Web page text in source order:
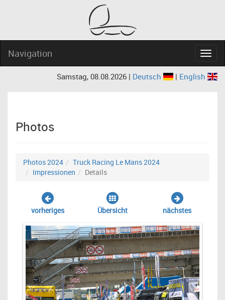
Navigation
Samstag, 08.08.2026 | Deutsch | English
Photos
Photos 2024
Truck Racing Le Mans 2024
Impressionen
Details
vorheriges Übersicht nächstes